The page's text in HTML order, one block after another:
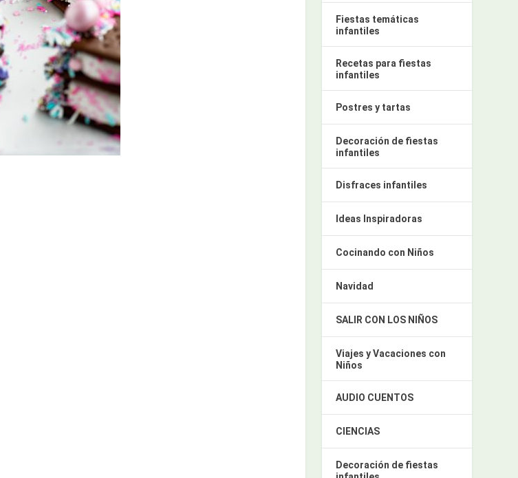
Fiestas temáticas
infantiles
Recetas para fiestas
infantiles
Postres y tartas
Decoración de fiestas
infantiles
Disfraces infantiles
Ideas Inspiradoras
Cocinando con Niños
Navidad
SALIR CON LOS NIÑOS
Viajes y Vacaciones con
Niños
AUDIO CUENTOS
CIENCIAS
Decoración de fiestas
infantiles